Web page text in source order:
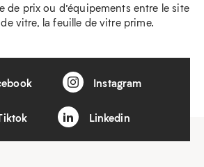
de prix ou d’équipements entre le site
vitre, la feuille de vitre prime.
Instagram
Linkedin